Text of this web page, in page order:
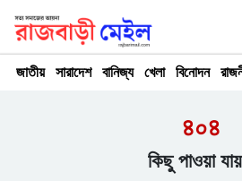
জাতীয় সারাদেশ বানিজ্য খেলা বিনোদন
৪০৪
কিছু পাওয়া